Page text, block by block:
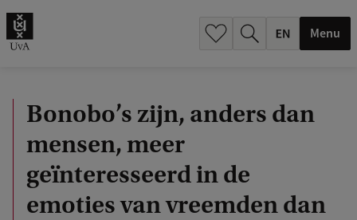
Menu
Bonobo’s zijn, anders dan
mensen, meer
geïnteresseerd in de
emoties van vreemden dan